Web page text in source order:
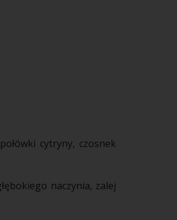
cytryny, czosnek
naczynia, zalej